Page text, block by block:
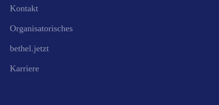
Kontakt
Organisatorisches
bethel.jetzt
Karriere